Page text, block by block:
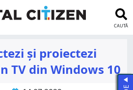
CAUTĂ
și proiectezi
TV din Windows 10